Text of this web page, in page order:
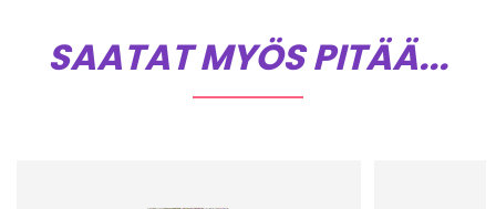
SAATAT MYÖS PITÄÄ...